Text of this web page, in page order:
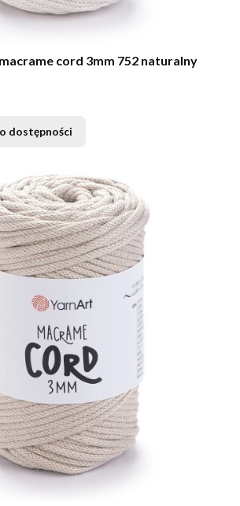
Sznurek YarnArt macrame cord 3mm 752 naturalny
dostępności